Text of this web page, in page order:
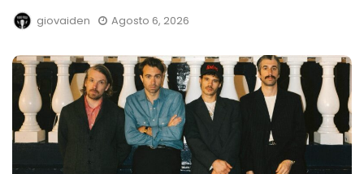
giovaiden Agosto 6, 2026